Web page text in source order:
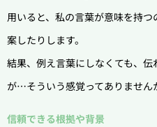
用いると、私の言葉が意味を持
案したりします。
結果、例え言葉にしなくても、
が…そういう感覚ってありません
信頼できる根拠や背景